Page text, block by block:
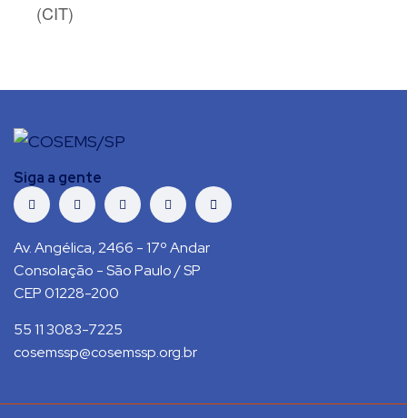
(CIT)
Siga a gente
Av. Angélica, 2466 - 17º Andar
Consolação - São Paulo / SP
CEP 01228-200
55 11 3083-7225
cosemssp@cosemssp.org.br